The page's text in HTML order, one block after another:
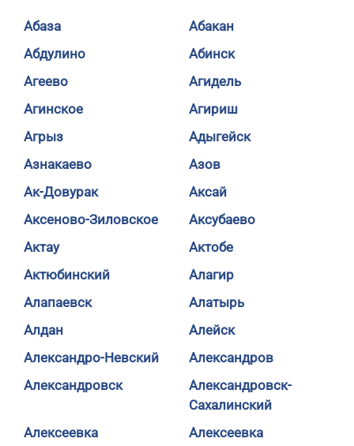
Абаза
Абакан
Абдулино
Абинск
Агеево
Агидель
Агинское
Агириш
Агрыз
Адыгейск
Азнакаево
Азов
Ак-Довурак
Аксай
Аксеново-Зиловское
Аксубаево
Актау
Актобе
Актюбинский
Алагир
Алапаевск
Алатырь
Алдан
Алейск
Александро-Невский
Александров
Александровск
Александровск-
Сахалинский
Алексеевка
Алексеевка